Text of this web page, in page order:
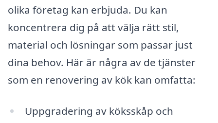
olika företag kan erbjuda. Du kan
koncentrera dig på att välja rätt stil,
material och lösningar som passar just
dina behov. Här är några av de tjänster
som en renovering av kök kan omfatta:
Uppgradering av köksskåp och